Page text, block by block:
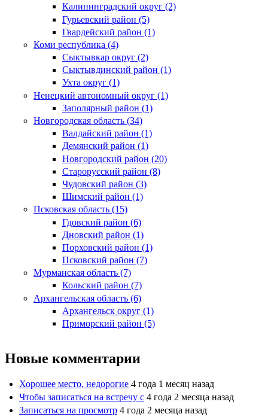
Калининградский округ (2)
Гурьевский район (5)
Гвардейский район (1)
Коми республика (4)
Сыктывкар округ (2)
Сыктывдинский район (1)
Ухта округ (1)
Ненецкий автономный округ (1)
Заполярный район (1)
Новгородская область (34)
Валдайский район (1)
Демянский район (1)
Новгородский район (20)
Старорусский район (8)
Чудовский район (3)
Шимский район (1)
Псковская область (15)
Гдовский район (6)
Дновский район (1)
Порховский район (1)
Псковский район (7)
Мурманская область (7)
Кольский район (7)
Архангельская область (6)
Архангельск округ (1)
Приморский район (5)
Новые комментарии
Хорошее место, недорогие 4 года 1 месяц назад
Чтобы записаться на встречу с 4 года 2 месяца назад
Записаться на просмотр 4 года 2 месяца назад